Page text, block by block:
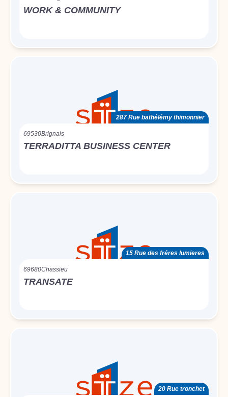
WORK & COMMUNITY
287 Rue bathélémy thimonnier
69530Brignais
TERRADITTA BUSINESS CENTER
15 Rue des fréres lumieres
69680Chassieu
TRANSATE
20 Rue tronchet